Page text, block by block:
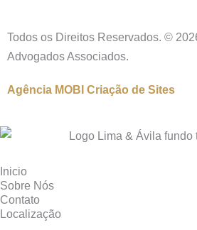
Todos os Direitos Reservados. ©
Advogados Associados.
Agência MOBI Criação de Sites
Inicio
Sobre Nós
Contato
Localização